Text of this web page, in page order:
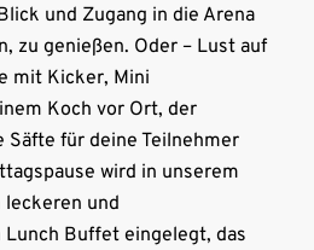
und Zugang in die Arena
zu genießen. Oder – Lust auf
mit Kicker, Mini
Koch vor Ort, der
Säfte für deine Teilnehmer
wird in unserem
leckeren und
Buffet eingelegt, das